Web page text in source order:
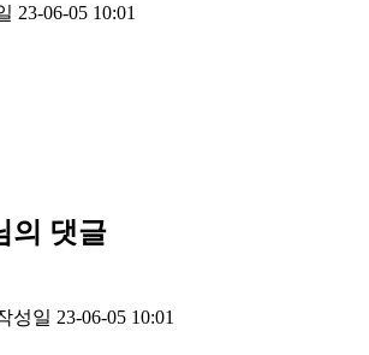
23-06-05 10:01
의 댓글
성일 23-06-05 10:01